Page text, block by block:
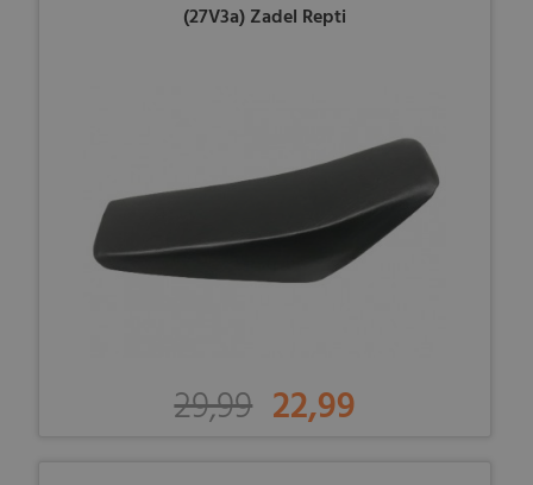
(27V3a) Zadel Repti
29,99 22,99